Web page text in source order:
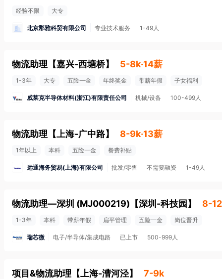
经验不限 大专
北京郡雅科贸有限公司 专业技术服务 1-49人
物流助理 【嘉兴-西塘桥】 5-8k·14薪
1-3年 大专 五险一金 年终奖金 带薪年假 子女福利
威莱克半导体材料(浙江)有限责任公司 机械/设备 100-499人
物流助理 【 上海-广中路】 8-9k·13薪
1年以上 本科 五险一金 餐费补贴
远通海务贸易(上海)有限公司 批发/零售 不需要融资 1-49人
物流助理—深圳 (MJ000219) 【深圳-科技园 】 8-
1-3年 本科 带薪年假 扁平管理 五险一金 岗位晋升
瑞芯微 电子/半导体/集成电路 已上市 500-999人
项目&物流助理 【 上海-漕河泾】 7-9k